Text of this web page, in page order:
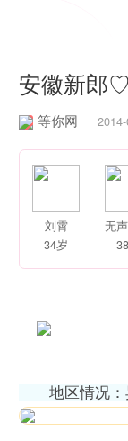
安徽新郎
等你网
刘霄
34岁
无
地区情况：